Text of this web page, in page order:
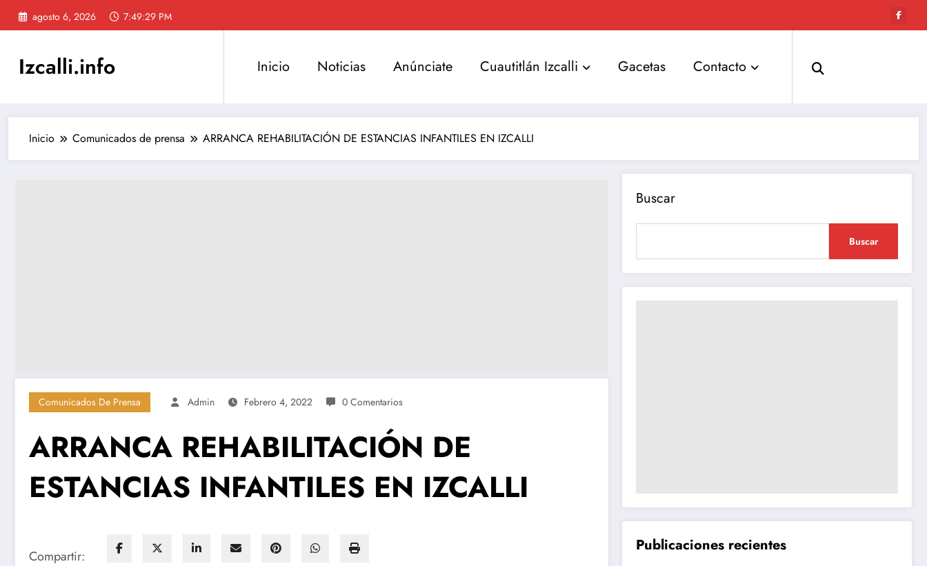
Saltar
agosto 6, 2026 7:49:29 PM
Izcalli.info Inicio Noticias Anúnciate Cuautitlán Izcalli Gacetas Contacto
Inicio Comunicados de prensa ARRANCA REHABILITACIÓN DE ESTANCIAS INFANTILES EN IZCALLI
Comunicados De Prensa Admin Febrero 4, 2022 0 Comentarios
ARRANCA REHABILITACIÓN DE
ESTANCIAS INFANTILES EN IZCALLI
Compartir:
Buscar
Buscar
Publicaciones recientes